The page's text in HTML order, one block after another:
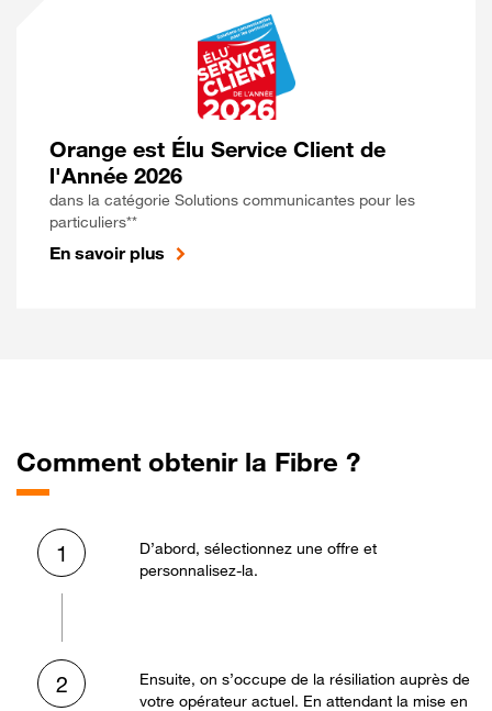
Orange est Élu Service Client de
l'Année 2026
dans la catégorie Solutions communicantes pour les
particuliers**
En savoir plus
Comment obtenir la Fibre ?
1
D’abord, sélectionnez une offre et
personnalisez-la.
2
Ensuite, on s’occupe de la résiliation auprès de
votre opérateur actuel. En attendant la mise en